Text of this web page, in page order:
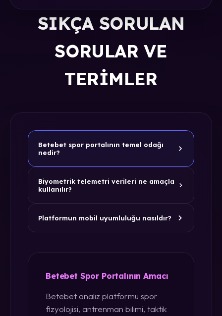
SIKÇA SORULAN
SORULAR VE
TERIMLER
Betebet spor portalının temel odağı
nedir?
Biyometrik telemetri verileri ne amaçla
kullanılır?
Platformun mobil uyumluluğu nasıldır?
Betebet Spor Portalının Amacı
Betebet analiz platformu spor
fizyolojisi, antrenman bilimi, taktik